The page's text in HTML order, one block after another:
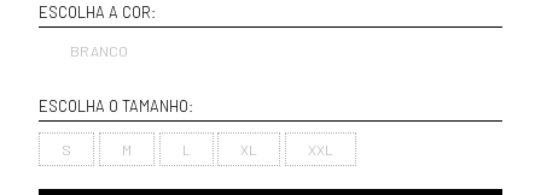
ESCOLHA A COR:
BRANCO
ESCOLHA O TAMANHO:
S M L XL XXL